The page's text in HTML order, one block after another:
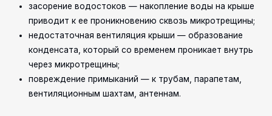
засорение водостоков — накопление воды на крыше
приводит к ее проникновению сквозь микротрещины;
недостаточная вентиляция крыши — образование
конденсата, который со временем проникает внутрь
через микротрещины;
повреждение примыканий — к трубам, парапетам,
вентиляционным шахтам, антеннам.